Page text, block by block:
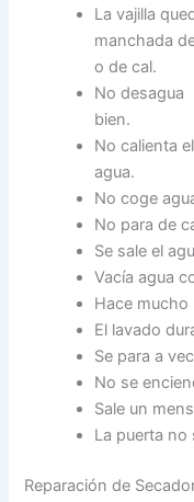
La vajilla
manchada
o de cal.
No desagua
bien.
No calienta el
agua.
No coge
No para de
Se sale el
Vacía agua
Hace mucho
El lavado
Se para a
No se
Sale un
La puerta no
Reparación de